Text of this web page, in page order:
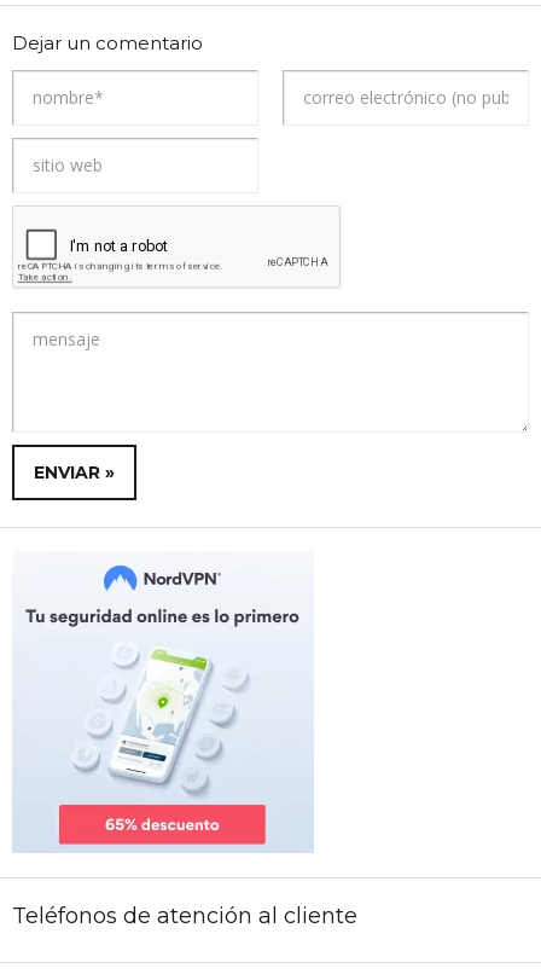
Dejar un comentario
Teléfonos de atención al cliente